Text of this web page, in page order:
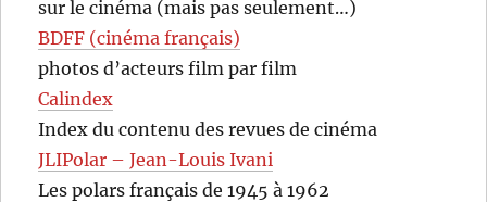
sur le cinéma (mais pas seulement…)
BDFF (cinéma français)
photos d’acteurs film par film
Calindex
Index du contenu des revues de cinéma
JLIPolar – Jean-Louis Ivani
Les polars français de 1945 à 1962